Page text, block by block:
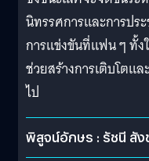
นิทรรศการและการปร
การแข่งขันที่แฟน ๆ ทั้ง
ช่วยสร้างการเติบโตแ
ไป
พิสูจน์อักษร : รัชนี สัง